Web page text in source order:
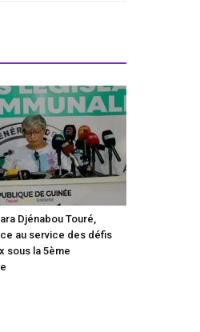
Djénabou Touré,
au service des défis
sous la 5ème